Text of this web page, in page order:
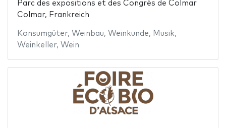
Parc des expositions et des Congrès de Colmar
Colmar, Frankreich
Konsumgüter, Weinbau, Weinkunde, Musik,
Weinkeller, Wein